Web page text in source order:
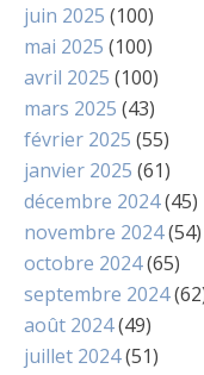
juin 2025 (100)
mai 2025 (100)
avril 2025 (100)
mars 2025 (43)
février 2025 (55)
janvier 2025 (61)
décembre 2024(45)
novembre 2024(54)
octobre 2024(65)
septembre 2024
août 2024(49)
juillet 2024(51)